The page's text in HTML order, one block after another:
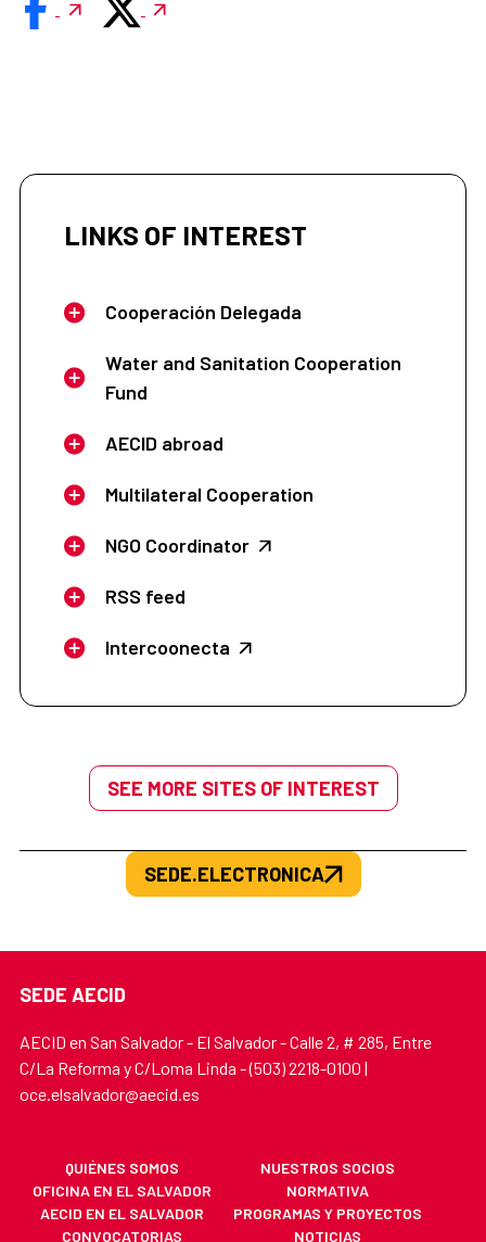
LINKS OF INTEREST
Cooperación Delegada
Water and Sanitation Cooperation
Fund
AECID abroad
Multilateral Cooperation
NGO Coordinator
RSS feed
Intercoonecta
SEE MORE SITES OF INTEREST
SEDE.ELECTRONICA
SEDE AECID
AECID en San Salvador - El Salvador - Calle 2, # 285, Entre
C/La Reforma y C/Loma Linda - (503) 2218-0100 |
oce.elsalvador@aecid.es
QUIÉNES SOMOS
NUESTROS SOCIOS
OFICINA EN EL SALVADOR
NORMATIVA
AECID EN EL SALVADOR
PROGRAMAS Y PROYECTOS
CONVOCATORIAS
NOTICIAS